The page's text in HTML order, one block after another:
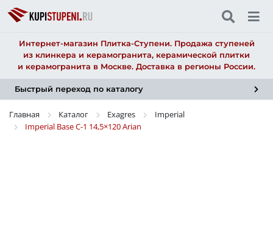
Интернет-магазин Плитка-Ступени. Продажа ступеней
из клинкера и керамогранита, керамической плитки
и керамогранита в Москве. Доставка в регионы России.
Быстрый переход по каталогу
Главная Каталог Exagres
Imperial
Imperial Base C-1 14,5×120Arian